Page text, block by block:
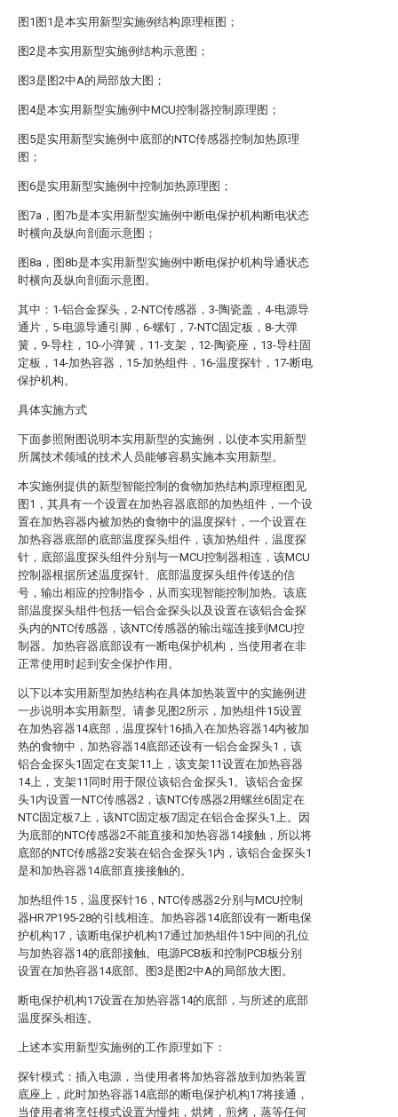
图1图1是本实用新型实施例结构原理框图；
图2是本实用新型实施例结构示意图；
图3是图2中A的局部放大图；
图4是本实用新型实施例中MCU控制器控制原理图；
图5是实用新型实施例中底部的NTC传感器控制加热原理
图；
图6是实用新型实施例中控制加热原理图；
图7a，图7b是本实用新型实施例中断电保护机构断电状态
时横向及纵向剖面示意图；
图8a，图8b是本实用新型实施例中断电保护机构导通状态
时横向及纵向剖面示意图。
其中：1-铝合金探头，2-NTC传感器，3-陶瓷盖，4-电源导
通片，5-电源导通引脚，6-螺钉，7-NTC固定板，8-大弹
簧，9-导柱，10-小弹簧，11-支架，12-陶瓷座，13-导柱固
定板，14-加热容器，15-加热组件，16-温度探针，17-断电
保护机构。
具体实施方式
下面参照附图说明本实用新型的实施例，以使本实用新型
所属技术领域的技术人员能够容易实施本实用新型。
本实施例提供的新型智能控制的食物加热结构原理框图见
图1，其具有一个设置在加热容器底部的加热组件，一个设
置在加热容器内被加热的食物中的温度探针，一个设置在
加热容器底部的底部温度探头组件，该加热组件，温度探
针，底部温度探头组件分别与一MCU控制器相连，该MCU
控制器根据所述温度探针、底部温度探头组件传送的信
号，输出相应的控制指令，从而实现智能控制加热。该底
部温度探头组件包括一铝合金探头以及设置在该铝合金探
头内的NTC传感器，该NTC传感器的输出端连接到MCU控
制器。加热容器底部设有一断电保护机构，当使用者在非
正常使用时起到安全保护作用。
以下以本实用新型加热结构在具体加热装置中的实施例进
一步说明本实用新型。请参见图2所示，加热组件15设置
在加热容器14底部，温度探针16插入在加热容器14内被加
热的食物中，加热容器14底部还设有一铝合金探头1，该
铝合金探头1固定在支架11上，该支架11设置在加热容器
14上，支架11同时用于限位该铝合金探头1。该铝合金探
头1内设置一NTC传感器2，该NTC传感器2用螺丝6固定在
NTC固定板7上，该NTC固定板7固定在铝合金探头1上。因
为底部的NTC传感器2不能直接和加热容器14接触，所以将
底部的NTC传感器2安装在铝合金探头1内，该铝合金探头1
是和加热容器14底部直接接触的。
加热组件15，温度探针16，NTC传感器2分别与MCU控制
器HR7P195-28的引线相连。加热容器14底部设有一断电保
护机构17，该断电保护机构17通过加热组件15中间的孔位
与加热容器14的底部接触。电源PCB板和控制PCB板分别
设置在加热容器14底部。图3是图2中A的局部放大图。
断电保护机构17设置在加热容器14的底部，与所述的底部
温度探头相连。
上述本实用新型实施例的工作原理如下：
探针模式：插入电源，当使用者将加热容器放到加热装置
底座上，此时加热容器14底部的断电保护机构17将接通，
当使用者将烹饪模式设置为慢炖，烘烤，煎烤，蒸等任何